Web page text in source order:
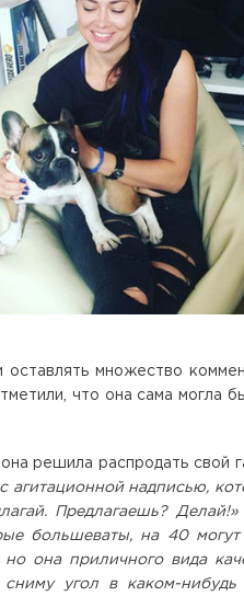
множество
что она сама могла
решила распродать свой
агитационной надписью,
Предлагаешь?
большеваты, на 40
она приличного вида
угол в каком-